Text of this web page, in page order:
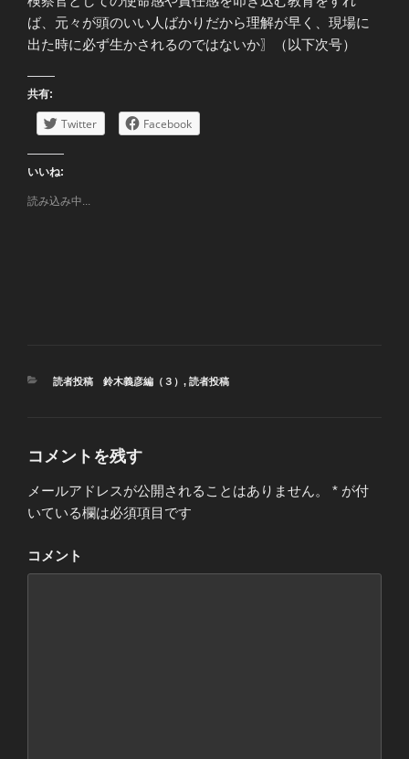
ば、元々が頭のいい人ばかりだから理解が早く、現場に
出た時に必ず生かされるのではないか〗（以下次号）
共有:
Twitter Facebook
いいね:
読み込み中...
カ
読者投稿 鈴木義彦編（３） , 読者投稿
コメントを残す
メールアドレスが公開されることはありません。 * が付
いている欄は必須項目です
コメント